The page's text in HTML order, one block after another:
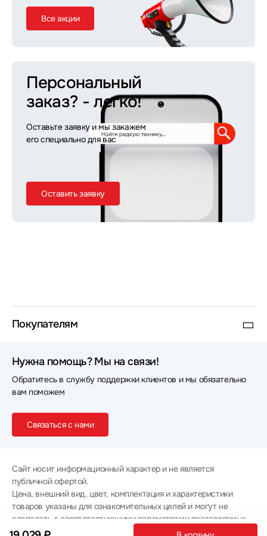
Все акции
Персональный
заказ? - легко!
Оставьте заявку и мы закажем
его специально для вас
Оставить заявку
Покупателям
Нужна помощь? Мы на связи!
Обратитесь в службу поддержки клиентов и мы обязательно
вам поможем
Связаться с нами
Сайт носит информационный характер и не является
публичной офертой.
Цена, внешний вид, цвет, комплектация и характеристики
товаров указаны для ознакомительных целей и могут не
совпадать с соответствующими параметрами поставляемых
товаров - уточняйте информацию у менеджера при